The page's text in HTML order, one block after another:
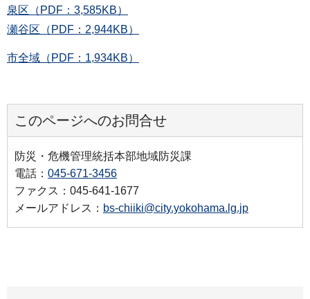
泉区（PDF：3,585KB）
瀬谷区（PDF：2,944KB）
市全域（PDF：1,934KB）
このページへのお問合せ
防災・危機管理統括本部地域防災課
電話： 045-671-3456
ファクス：045-641-1677
メールアドレス： bs-chiiki@city.yokohama.lg.jp